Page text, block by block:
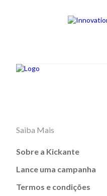
Saiba Mais
Sobre a Kickante
Lance uma campanha
Termos e condições